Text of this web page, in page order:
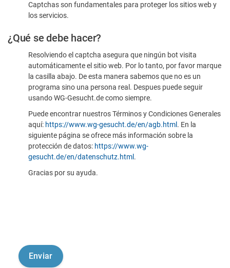
humano
Captchas son fundamentales para proteger los sitios web y
los servicios.
¿Qué se debe hacer?
Resolviendo el captcha asegura que ningún bot visita
automáticamente el sitio web. Por lo tanto, por favor marque
la casilla abajo. De esta manera sabemos que no es un
programa sino una persona real. Despues puede seguir
usando WG-Gesucht.de como siempre.
Puede encontrar nuestros Términos y Condiciones Generales
aquí: https://www.wg-gesucht.de/en/agb.html . En la
siguiente página se ofrece más información sobre la
protección de datos: https://www.wg-
gesucht.de/en/datenschutz.html .
Gracias por su ayuda.